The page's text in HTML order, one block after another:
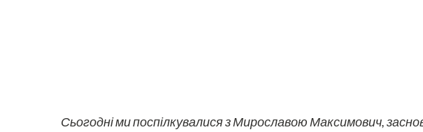
Сьогодні ми поспілкувалися з Мирославою Максимович,